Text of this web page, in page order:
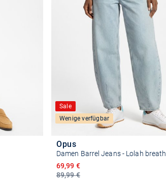
Sale
Wenige verfügbar
Opus
Damen Barrel Jeans - Lolah breath
89,99 €
Ermäßigter Preis
69,99 €